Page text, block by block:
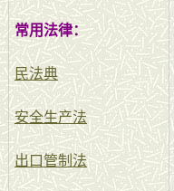
常用法律：
民法典
安全生产法
出口管制法